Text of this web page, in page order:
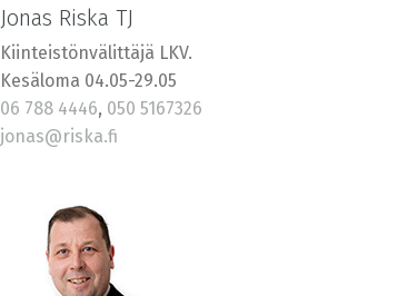
Jonas Riska TJ
Kiinteistönvälittäjä LKV.
Kesäloma 04.05-29.05
06 788 4446, 050 5167326
jonas@riska.fi